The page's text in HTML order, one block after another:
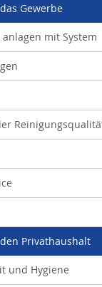
Gewerbe
mit System
Privathaushalt
und Hygiene